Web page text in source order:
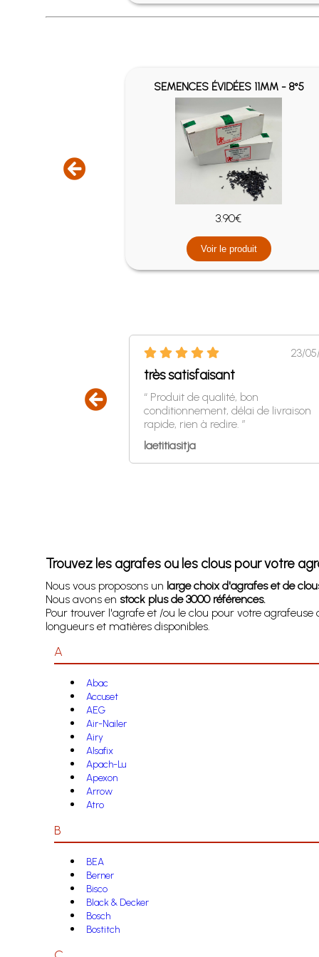
SEMENCES ÉVIDÉES 11MM - 8°5
3.90€
Voir le produit
23/
très satisfaisant
“ Produit de qualité, bon
conditionnement, délai de livraison
rapide, rien à redire. ”
laetitiasitja
Trouvez les agrafes ou les clous pour votre
Nous vous proposons un large choix d'agrafes et de
Nous avons en stock plus de 3000 références.
Pour trouver l'agrafe et /ou le clou pour votre agrafeuse
longueurs et matières disponibles.
A
Abac
Accuset
AEG
Air-Nailer
Airy
Alsafix
Apach-Lu
Apexon
Arrow
Atro
B
BEA
Berner
Bisco
Black & Decker
Bosch
Bostitch